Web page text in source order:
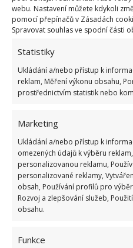
webu. Nastavení můžete kdykoli
pomocí přepínačů v Zásadách
Spravovat souhlas ve spodní části
Statistiky
Ukládání a/nebo přístup k
reklam, Měření výkonu obsahu,
prostřednictvím statistik nebo
Marketing
Ukládání a/nebo přístup k
omezených údajů k výběru
personalizovanou reklamu,
personalizované reklamy,
obsah, Používání profilů pro
Rozvoj a zlepšování služeb,
obsahu.
Funkce
Ničení kořenů a
není jenom problémem
Zodpovědní za tento
například i hraboši. A
které si s jejich
muset zvolit jiné metody.
jsou v zásadě skutečnými
značně poškodí.
Pro odpuzení krtků a
nejrůznější rostliny s
efektem. Jde například o
česnek, pryšec hrachu,
myši pronikly do vašeho